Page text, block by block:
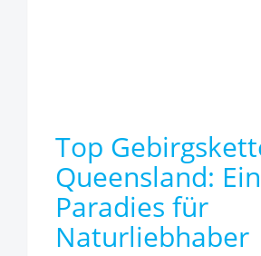
Top
Queensland: Ein
Paradies für
Naturliebhaber